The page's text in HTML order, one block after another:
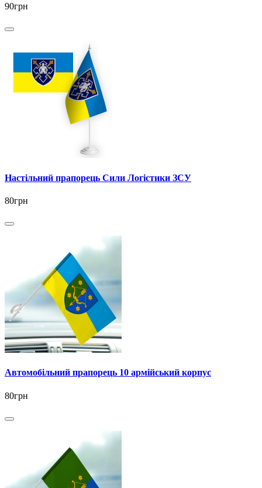
90грн
Настільний прапорець Сили Логістики ЗСУ
80грн
Автомобільний прапорець 10 армійський корпус
80грн